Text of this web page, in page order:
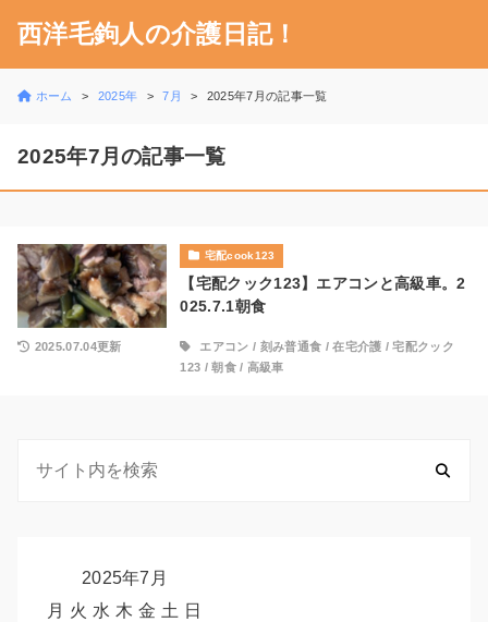
西洋毛鉤人の介護日記！
ホーム 2025年 7月 2025年7月の記事一覧
2025年7月の記事一覧
宅配cook123
【宅配クック123】エアコンと高級車。2
025.7.1朝食
2025.07.04更新 エアコン / 刻み普通食 /在宅介護 /宅配クック
123 /朝食/ 高級車
2025年7月
月 火 水 木 金 土 日